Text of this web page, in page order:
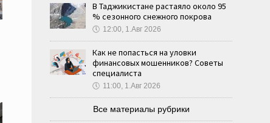
В Таджикистане растаяло около 95
% сезонного снежного покрова
🕔 12:00, 1.Авг 2026
Как не попасться на уловки
финансовых мошенников? Советы
специалиста
🕔 11:00, 1.Авг 2026
Все материалы рубрики